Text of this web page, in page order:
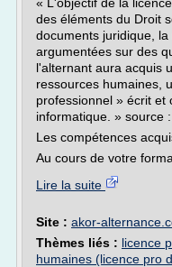
des éléments du Droit
documents juridique,
argumentées sur des
l'alternant aura acquis
ressources humaines,
professionnel » écrit et
informatique. » source
Les compétences
Au cours de votre
Lire la suite
Site : akor-
Thèmes liés : licence
humaines (licence pro